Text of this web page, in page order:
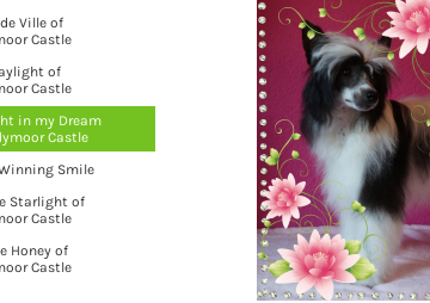
Ville of
Castle
of
Castle
in my Dream
Castle
Smile
Starlight of
Castle
Honey of
Castle